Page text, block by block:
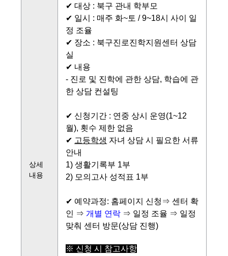
상세
내용
✔ 대상 : 북구 관내 학부모
✔ 일시 : 매주 화~토 / 9~18시 사이 일
정 조율
✔ 장소 : 북구진로진학지원센터 상담
실
✔ 내용
- 진로 및 진학에 관한 상담, 학습에 관
한 상담 컨설팅
✔ 신청기간 : 연중 상시 운영(1~12
월), 횟수 제한 없음
✔ 고등학생 자녀 상담 시 필요한 서류
안내
1) 생활기록부 1부
2) 모의고사 성적표 1부
✔ 예약과정: 홈페이지 신청⇒ 센터 확
인 ⇒개별 연락 ⇒ 일정 조율 ⇒ 일정
맞춰 센터 방문(상담 진행)
※ 신청 시 참고사항